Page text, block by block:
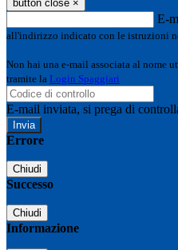
button close ×
E-
all'indirizzo indicato con le istruzioni
Non hai una e-mail associata al nome
tramite la Login Spaggiari
E-mail inviata, si prega di
Errore
Chiudi
Successo
Chiudi
Informazione